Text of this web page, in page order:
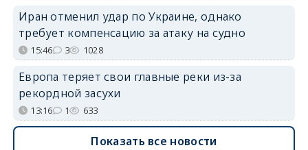
Иран отменил удар по Украине, однако
требует компенсацию за атаку на судно
15:46 3 1028
Европа теряет свои главные реки из-за
рекордной засухи
13:16 1 633
Показать все новости